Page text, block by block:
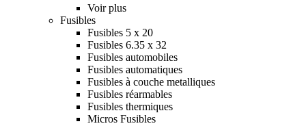
Voir plus
Fusibles
Fusibles 5 x 20
Fusibles 6.35 x 32
Fusibles automobiles
Fusibles automatiques
Fusibles à couche metalliques
Fusibles réarmables
Fusibles thermiques
Micros Fusibles